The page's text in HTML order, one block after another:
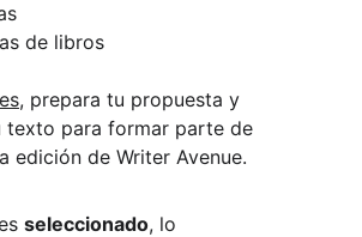
de libros
, prepara tu propuesta y
texto para formar parte de
edición de Writer Avenue.
seleccionado, lo